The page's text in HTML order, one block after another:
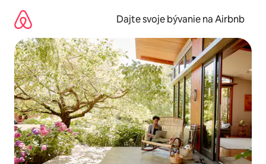
obsah.
Dajte svoje bývanie na Airbnb